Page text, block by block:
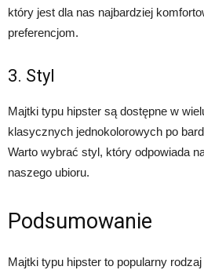
który jest dla nas najbardziej
preferencjom.
3. Styl
Majtki typu hipster są dostępne w
klasycznych jednokolorowych po
Warto wybrać styl, który odpowiada
naszego ubioru.
Podsumowanie
Majtki typu hipster to popularny